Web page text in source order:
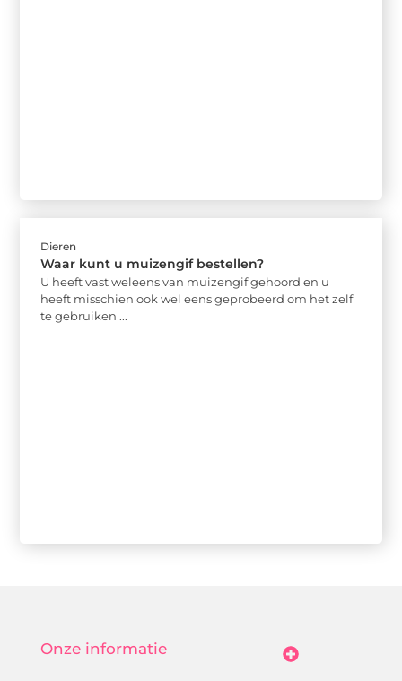
Dieren
Waar kunt u muizengif bestellen?
U heeft vast weleens van muizengif gehoord en u
heeft misschien ook wel eens geprobeerd om het zelf
te gebruiken ...
Onze informatie